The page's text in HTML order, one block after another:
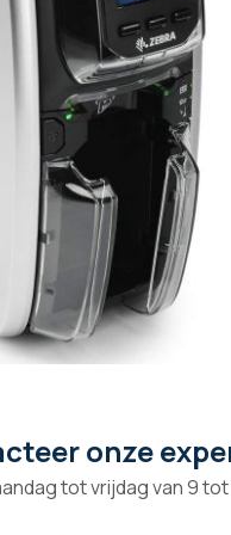
onze
tot vrijdag van 9 tot